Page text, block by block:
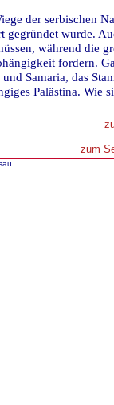
der serbischen
gegründet wurde.
während die
fordern.
Samaria, das
Palästina. Wie
zum